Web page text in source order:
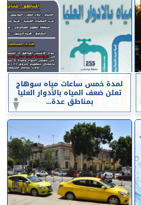
لمدة خمس ساعات مياه سوهاج
تعلن ضعف المياه بالأدوار العليا
بمناطق عدة...